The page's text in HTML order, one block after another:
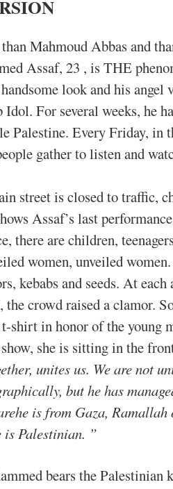
Mahmoud Abbas and
Assaf, 23 , is THE
look and his angel
For several weeks, he
Palestine. Every Friday, in
gather to listen and
street is closed to traffic,
Assaf’s last
there are children,
women, unveiled
kebabs and seeds. At
the crowd raised a clamor.
shirt in honor of the young
she is sitting in the
unites us. We are not
but he has
is from Gaza, Ramallah
Palestinian. ”
bears the Palestinian